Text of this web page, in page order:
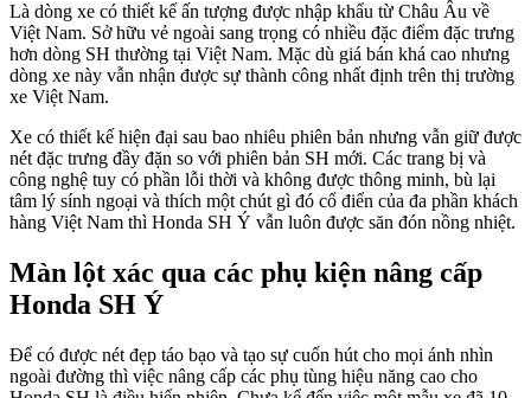
Là dòng xe có thiết kế ấn tượng được nhập khẩu từ Châu Âu về
Việt Nam. Sở hữu vẻ ngoài sang trọng có nhiều đặc điểm đặc trưng
hơn dòng SH thường tại Việt Nam. Mặc dù giá bán khá cao nhưng
dòng xe này vẫn nhận được sự thành công nhất định trên thị trường
xe Việt Nam.
Xe có thiết kế hiện đại sau bao nhiêu phiên bản nhưng vẫn giữ được
nét đặc trưng đầy đặn so với phiên bản SH mới. Các trang bị và
công nghệ tuy có phần lỗi thời và không được thông minh, bù lại
tâm lý sính ngoại và thích một chút gì đó cổ điển của đa phần khách
hàng Việt Nam thì Honda SH Ý vẫn luôn được săn đón nồng nhiệt.
Màn lột xác qua các phụ kiện nâng cấp
Honda SH Ý
Để có được nét đẹp táo bạo và tạo sự cuốn hút cho mọi ánh nhìn
ngoài đường thì việc nâng cấp các phụ tùng hiệu năng cao cho